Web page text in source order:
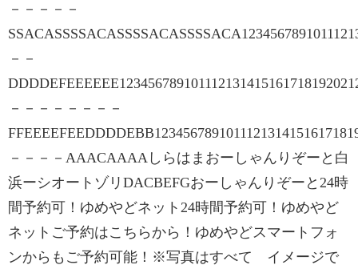
－－－－－
－－
－－－－－－－－
－－－－AAACAAAAしらはまおーしゃんりぞーと白
浜ーシオートゾリDACBEFGおーしゃんりぞーと24時
間予約可！ゆめやどネット24時間予約可！ゆめやど
ネットご予約はこちらから！ゆめやどスマートフォ
ンからもご予約可能！※写真はすべて イメージで